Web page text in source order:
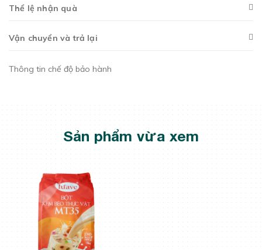
Thể lệ nhận quà
Vận chuyển và trả lại
Thông tin chế độ bảo hành
Sản phẩm vừa xem